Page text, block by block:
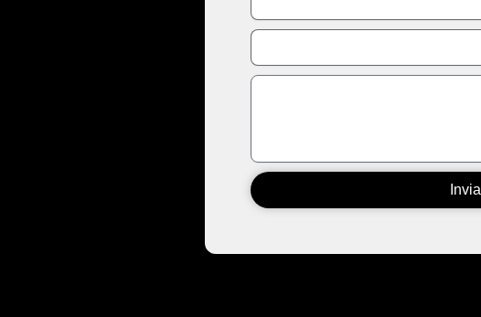
Email
Messaggio
Invia